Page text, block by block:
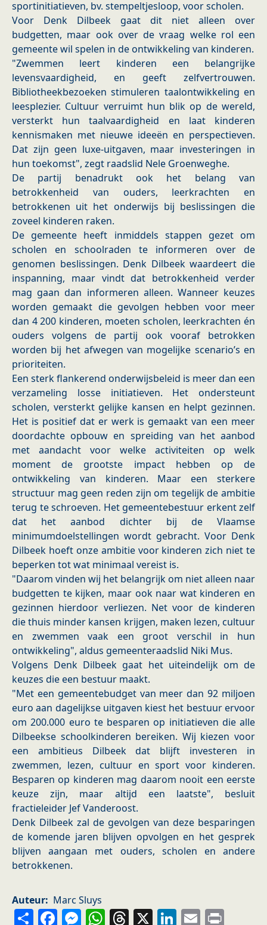
sportinitiatieven, bv. stempeltjesloop, voor scholen.
Voor Denk Dilbeek gaat dit niet alleen over
budgetten, maar ook over de vraag welke rol een
gemeente wil spelen in de ontwikkeling van kinderen.
"Zwemmen leert kinderen een belangrijke
levensvaardigheid, en geeft zelfvertrouwen.
Bibliotheekbezoeken stimuleren taalontwikkeling en
leesplezier. Cultuur verruimt hun blik op de wereld,
versterkt hun taalvaardigheid en laat kinderen
kennismaken met nieuwe ideeën en perspectieven.
Dat zijn geen luxe-uitgaven, maar investeringen in
hun toekomst", zegt raadslid Nele Groenweghe.
De partij benadrukt ook het belang van
betrokkenheid van ouders, leerkrachten en
betrokkenen uit het onderwijs bij beslissingen die
zoveel kinderen raken.
De gemeente heeft inmiddels stappen gezet om
scholen en schoolraden te informeren over de
genomen beslissingen. Denk Dilbeek waardeert die
inspanning, maar vindt dat betrokkenheid verder
mag gaan dan informeren alleen. Wanneer keuzes
worden gemaakt die gevolgen hebben voor meer
dan 4 200 kinderen, moeten scholen, leerkrachten én
ouders volgens de partij ook vooraf betrokken
worden bij het afwegen van mogelijke scenario’s en
prioriteiten.
Een sterk flankerend onderwijsbeleid is meer dan een
verzameling losse initiatieven. Het ondersteunt
scholen, versterkt gelijke kansen en helpt gezinnen.
Het is positief dat er werk is gemaakt van een meer
doordachte opbouw en spreiding van het aanbod
met aandacht voor welke activiteiten op welk
moment de grootste impact hebben op de
ontwikkeling van kinderen. Maar een sterkere
structuur mag geen reden zijn om tegelijk de ambitie
terug te schroeven. Het gemeentebestuur erkent zelf
dat het aanbod dichter bij de Vlaamse
minimumdoelstellingen wordt gebracht. Voor Denk
Dilbeek hoeft onze ambitie voor kinderen zich niet te
beperken tot wat minimaal vereist is.
"Daarom vinden wij het belangrijk om niet alleen naar
budgetten te kijken, maar ook naar wat kinderen en
gezinnen hierdoor verliezen. Net voor de kinderen
die thuis minder kansen krijgen, maken lezen, cultuur
en zwemmen vaak een groot verschil in hun
ontwikkeling", aldus gemeenteraadslid Niki Mus.
Volgens Denk Dilbeek gaat het uiteindelijk om de
keuzes die een bestuur maakt.
"Met een gemeentebudget van meer dan 92 miljoen
euro aan dagelijkse uitgaven kiest het bestuur ervoor
om 200.000 euro te besparen op initiatieven die alle
Dilbeekse schoolkinderen bereiken. Wij kiezen voor
een ambitieus Dilbeek dat blijft investeren in
zwemmen, lezen, cultuur en sport voor kinderen.
Besparen op kinderen mag daarom nooit een eerste
keuze zijn, maar altijd een laatste", besluit
fractieleider Jef Vanderoost.
Denk Dilbeek zal de gevolgen van deze besparingen
de komende jaren blijven opvolgen en het gesprek
blijven aangaan met ouders, scholen en andere
betrokkenen.
Auteur Marc Sluys
ShareFacebook
Messenger
WhatsApp
Threads
X LinkedIn
Email